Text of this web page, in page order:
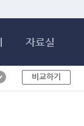
자료실
비교하기